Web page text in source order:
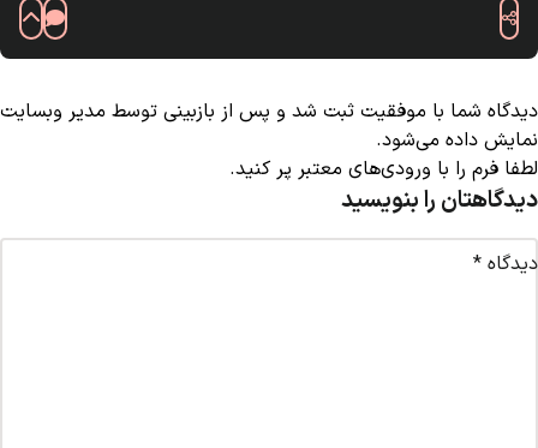
دیدگاه شما با موفقیت ثبت شد و پس از بازبینی توسط مدیر وبسایت
نمایش داده می‌شود.
لطفا فرم را با ورودی‌های معتبر پر کنید.
دیدگاهتان را بنویسید
دیدگاه *